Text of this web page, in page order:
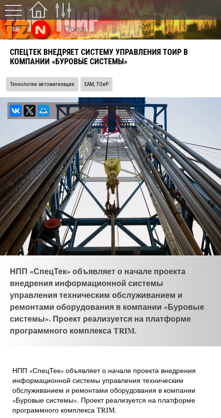
СПЕЦТЕК ВНЕДРЯЕТ СИСТЕМУ УПРАВЛЕНИЯ ТОИР В
КОМПАНИИ «БУРОВЫЕ СИСТЕМЫ»
Технологии автоматизации EAM, ТОиР
НПП «СпецТек» объявляет о начале проекта
внедрения информационной системы
управления техническим обслуживанием и
ремонтами оборудования в компании «Буровые
системы». Проект реализуется на платформе
программного комплекса TRIM.
НПП «СпецТек» объявляет о начале проекта внедрения
информационной системы управления техническим
обслуживанием и ремонтами оборудования в компании
«Буровые системы». Проект реализуется на платформе
программного комплекса TRIM.